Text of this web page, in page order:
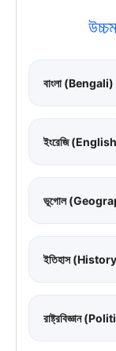
বাংলা (Bengali)
ইংরেজি
ভূগোল
ইতিহাস
রাষ্ট্রবিজ্ঞান